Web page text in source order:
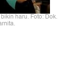
haru. Foto: Dok.